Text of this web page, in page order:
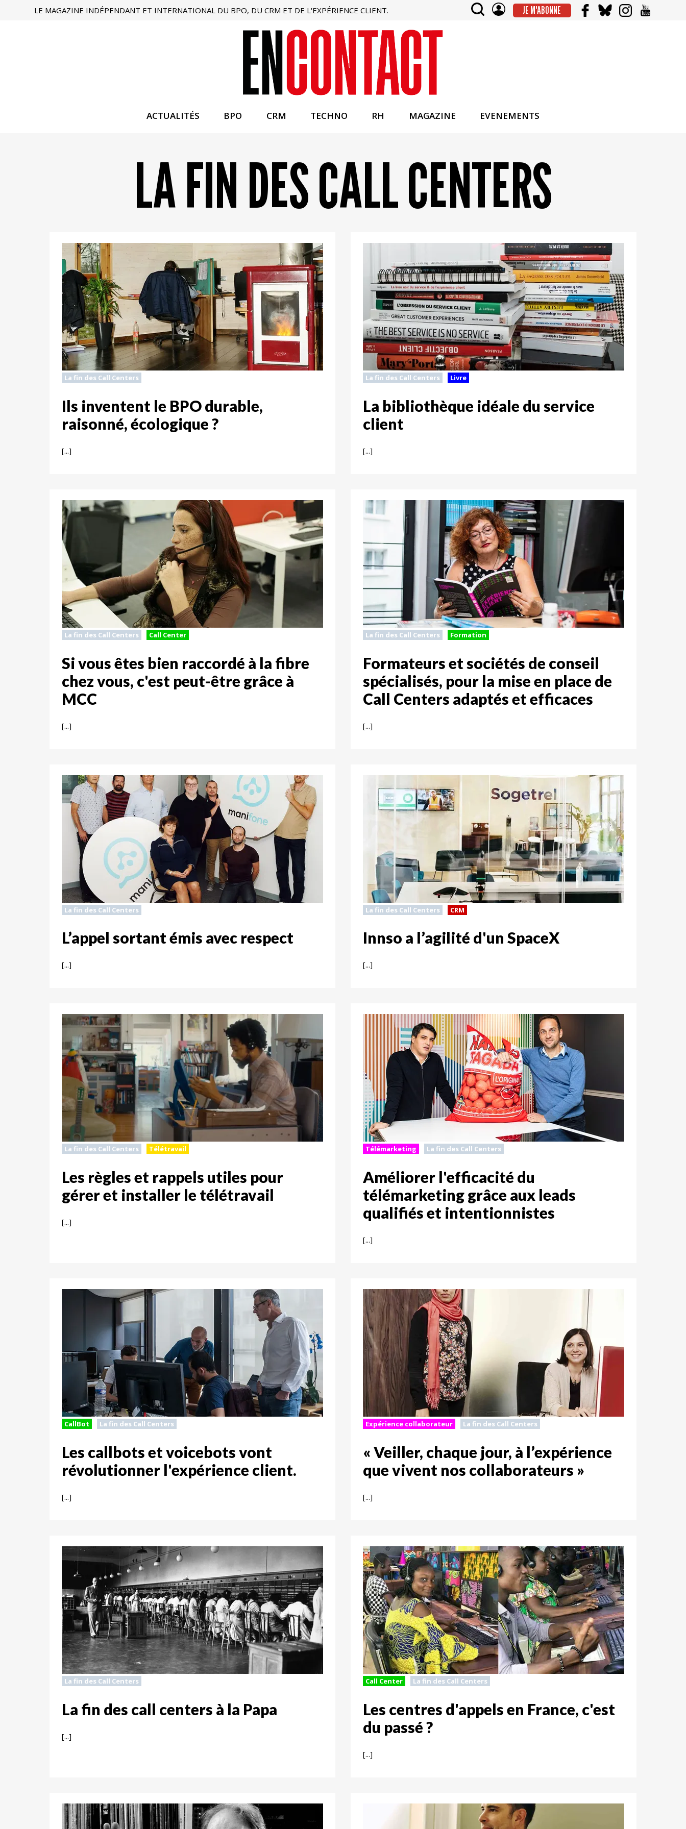
LE MAGAZINE INDÉPENDANT ET INTERNATIONAL DU BPO, DU CRM ET DE L'EXPÉRIENCE CLIENT. JE M'ABONNE
ACTUALITÉS BPO CRM TECHNO RH MAGAZINE EVENEMENTS
LA FIN DES CALL CENTERS
La fin des Call Centers
Ils inventent le BPO durable,
raisonné, écologique ?
[...]
La fin des Call Centers Livre
La bibliothèque idéale du service
client
[...]
La fin des Call Centers Call Center
Si vous êtes bien raccordé à la fibre
chez vous, c'est peut-être grâce à
MCC
[...]
La fin des Call Centers Formation
Formateurs et sociétés de conseil
spécialisés, pour la mise en place de
Call Centers adaptés et efficaces
[...]
La fin des Call Centers
L’appel sortant émis avec respect
[...]
La fin des Call Centers CRM
Innso a l’agilité d'un SpaceX
[...]
La fin des Call Centers Télétravail
Les règles et rappels utiles pour
gérer et installer le télétravail
[...]
Télémarketing La fin des Call Centers
Améliorer l'efficacité du
télémarketing grâce aux leads
qualifiés et intentionnistes
[...]
CallBot La fin des Call Centers
Les callbots et voicebots vont
révolutionner l'expérience client.
[...]
Expérience collaborateur La fin des Call Centers
« Veiller, chaque jour, à l’expérience
que vivent nos collaborateurs »
[...]
La fin des Call Centers
La fin des call centers à la Papa
[...]
Call Center La fin des Call Centers
Les centres d'appels en France, c'est
du passé ?
[...]